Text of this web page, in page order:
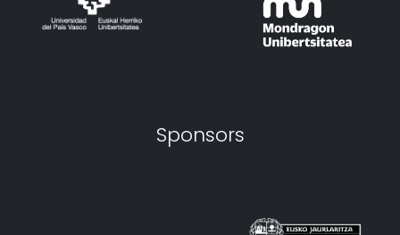
Sponsors